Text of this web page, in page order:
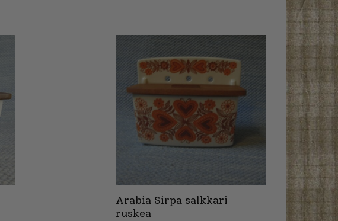
Arabia Sirpa salkkari
ruskea